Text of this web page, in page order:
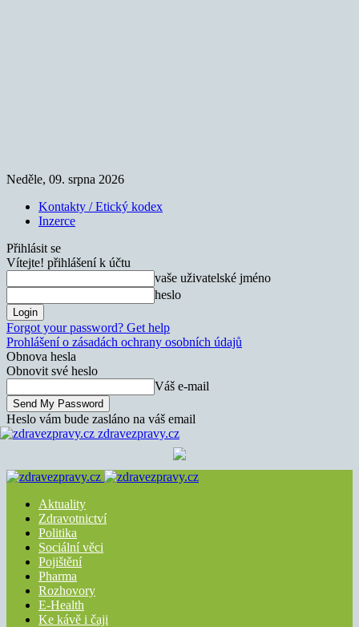
Neděle, 09. srpna 2026
Kontakty / Etický kodex
Inzerce
Přihlásit se
Vítejte! přihlášení k účtu
vaše uživatelské jméno
heslo
Forgot your password? Get help
Prohlášení o zásadách ochrany osobních údajů
Obnova hesla
Obnovit své heslo
Váš e-mail
Heslo vám bude zasláno na váš email
zdravezpravy.cz
Aktuality
Zdravotnictví
Politika
Sociální věci
Pojištění
Pharma
Rozhovory
E-Health
Ke kávě i čaji